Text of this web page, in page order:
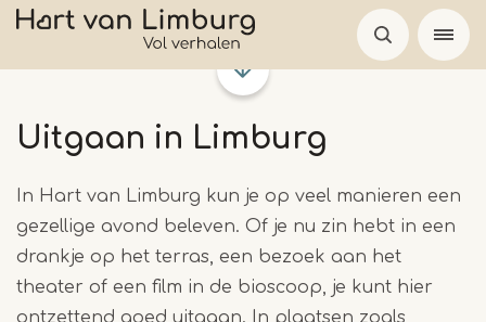
Overslaan
naar
inhoud
Uitgaan in Limburg
In Hart van Limburg kun je op veel manieren een
gezellige avond beleven. Of je nu zin hebt in een
drankje op het terras, een bezoek aan het
theater of een film in de bioscoop, je kunt hier
ontzettend goed uitgaan. In plaatsen zoals